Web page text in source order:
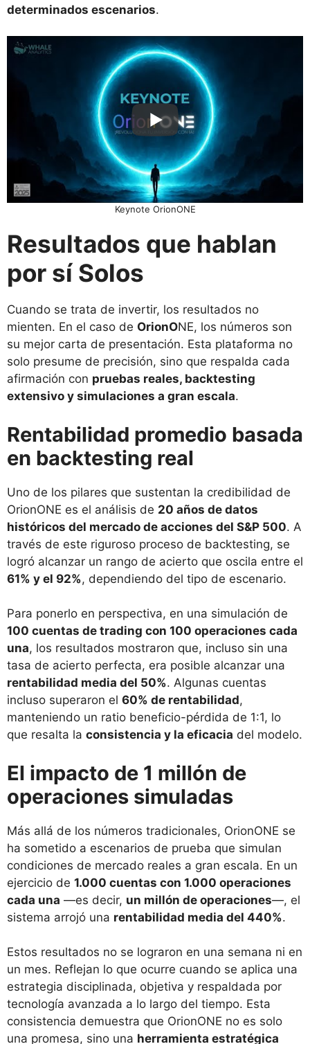
determinados escenarios.
Keynote OrionONE
Resultados que hablan
por sí Solos
Cuando se trata de invertir, los resultados no
mienten. En el caso de OrionONE, los números son
su mejor carta de presentación. Esta plataforma no
solo presume de precisión, sino que respalda cada
afirmación con pruebas reales, backtesting
extensivo y simulaciones a gran escala.
Rentabilidad promedio basada
en backtesting real
Uno de los pilares que sustentan la credibilidad de
OrionONE es el análisis de 20 años de datos
históricos del mercado de acciones del S&P 500. A
través de este riguroso proceso de backtesting, se
logró alcanzar un rango de acierto que oscila entre el
61% y el 92%, dependiendo del tipo de escenario.
Para ponerlo en perspectiva, en una simulación de
100 cuentas de trading con 100 operaciones cada
una, los resultados mostraron que, incluso sin una
tasa de acierto perfecta, era posible alcanzar una
rentabilidad media del 50%. Algunas cuentas
incluso superaron el 60% de rentabilidad,
manteniendo un ratio beneficio-pérdida de 1:1, lo
que resalta la consistencia y la eficacia del modelo.
El impacto de 1 millón de
operaciones simuladas
Más allá de los números tradicionales, OrionONE se
ha sometido a escenarios de prueba que simulan
condiciones de mercado reales a gran escala. En un
ejercicio de 1.000 cuentas con 1.000 operaciones
cada una —es decir, un millón de operaciones—, el
sistema arrojó una rentabilidad media del 440%.
Estos resultados no se lograron en una semana ni en
un mes. Reflejan lo que ocurre cuando se aplica una
estrategia disciplinada, objetiva y respaldada por
tecnología avanzada a lo largo del tiempo. Esta
consistencia demuestra que OrionONE no es solo
una promesa, sino una herramienta estratégica